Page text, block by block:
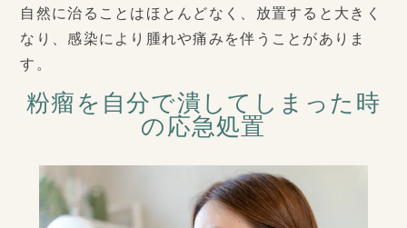
自然に治ることはほとんどなく、放置すると大きく
なり、感染により腫れや痛みを伴うことがありま
す。
粉瘤を自分で潰してしまった時
の応急処置